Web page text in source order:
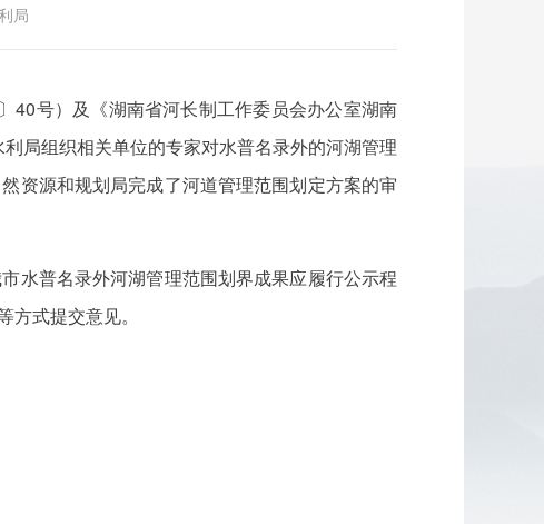
局
40号）及《湖南省河长制工作委员会办公室湖南
局组织相关单位的专家对水普名录外的河湖管理
资源和规划局完成了河道管理范围划定方案的审
水普名录外河湖管理范围划界成果应履行公示程
式提交意见。